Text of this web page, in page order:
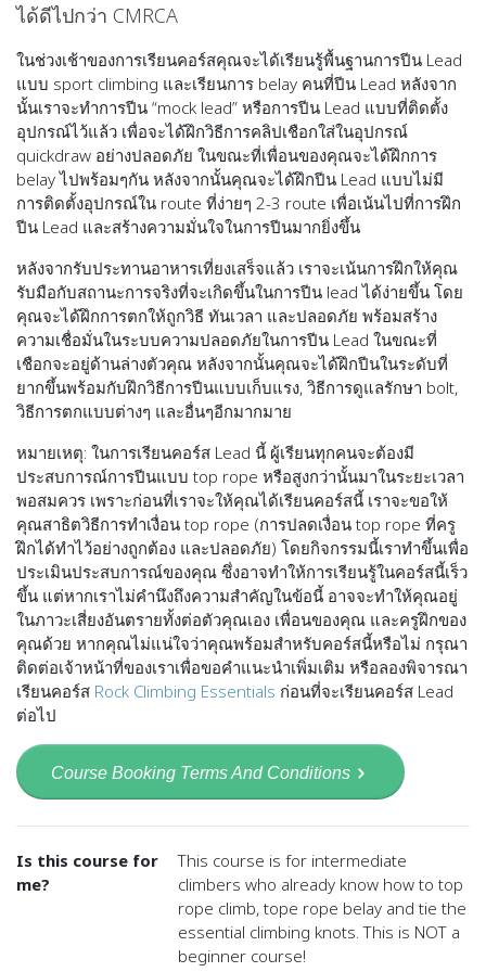
ได้ดีไปกว่า CMRCA
ในช่วงเช้าของการเรียนคอร์สคุณจะได้เรียนรู้พื้นฐานการปีน Lead
แบบ sport climbing และเรียนการ belay คนที่ปีน Lead หลังจาก
นั้นเราจะทำการปีน “mock lead” หรือการปีน Lead แบบที่ติดตั้ง
อุปกรณ์ไว้แล้ว เพื่อจะได้ฝึกวิธีการคลิปเชือกใส่ในอุปกรณ์
quickdraw อย่างปลอดภัย ในขณะที่เพื่อนของคุณจะได้ฝึกการ
belay ไปพร้อมๆกัน หลังจากนั้นคุณจะได้ฝึกปีน Lead แบบไม่มี
การติดตั้งอุปกรณ์ใน route ที่ง่ายๆ 2-3 route เพื่อเน้นไปที่การฝึก
ปีน Lead และสร้างความมั่นใจในการปีนมากยิ่งขึ้น
หลังจากรับประทานอาหารเที่ยงเสร็จแล้ว เราจะเน้นการฝึกให้คุณ
รับมือกับสถานะการจริงที่จะเกิดขึ้นในการปีน lead ได้ง่ายขึ้น โดย
คุณจะได้ฝึกการตกให้ถูกวิธี ทันเวลา และปลอดภัย พร้อมสร้าง
ความเชื่อมั่นในระบบความปลอดภัยในการปีน Lead ในขณะที่
เชือกจะอยู่ด้านล่างตัวคุณ หลังจากนั้นคุณจะได้ฝึกปีนในระดับที่
ยากขึ้นพร้อมกับฝึกวิธีการปีนแบบเก็บแรง, วิธีการดูแลรักษา bolt,
วิธีการตกแบบต่างๆ และอื่นๆอีกมากมาย
หมายเหตุ: ในการเรียนคอร์ส Lead นี้ ผู้เรียนทุกคนจะต้องมี
ประสบการณ์การปีนแบบ top rope หรือสูงกว่านั้นมาในระยะเวลา
พอสมควร เพราะก่อนที่เราจะให้คุณได้เรียนคอร์สนี้ เราจะขอให้
คุณสาธิตวิธีการทำเงื่อน top rope (การปลดเงื่อน top rope ที่ครู
ฝึกได้ทำไว้อย่างถูกต้อง และปลอดภัย) โดยกิจกรรมนี้เราทำขึ้นเพื่อ
ประเมินประสบการณ์ของคุณ ซึ่งอาจทำให้การเรียนรู้ในคอร์สนี้เร็ว
ขึ้น แต่หากเราไม่คำนึงถึงความสำคัญในข้อนี้ อาจจะทำให้คุณอยู่
ในภาวะเสี่ยงอันตรายทั้งต่อตัวคุณเอง เพื่อนของคุณ และครูฝึกของ
คุณด้วย หากคุณไม่แน่ใจว่าคุณพร้อมสำหรับคอร์สนี้หรือไม่ กรุณา
ติดต่อเจ้าหน้าที่ของเราเพื่อขอคำแนะนำเพิ่มเติม หรือลองพิจารณา
เรียนคอร์ส Rock Climbing Essentials ก่อนที่จะเรียนคอร์ส Lead
ต่อไป
Course Booking Terms And Conditions
Is this course for
me?
This course is for intermediate
climbers who already know how to top
rope climb, tope rope belay and tie the
essential climbing knots. This is NOT a
beginner course!